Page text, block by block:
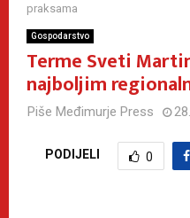
praksama
Gospodarstvo
Terme Sveti
najboljim
Piše Međimurje Press
PODIJELI 0